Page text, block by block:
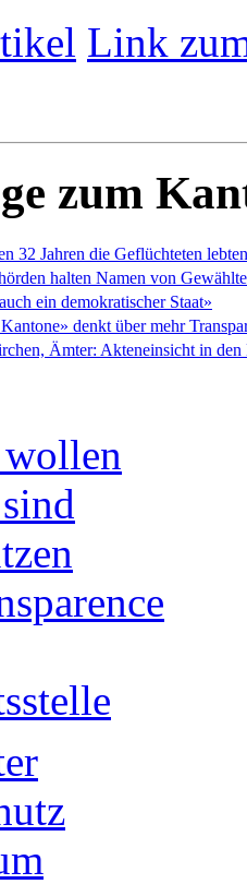
Link
zum
32 Jahren die Geflüchteten lebten
halten Namen von
ein demokratischer Staat»
denkt über mehr
Ämter: Akteneinsicht in den